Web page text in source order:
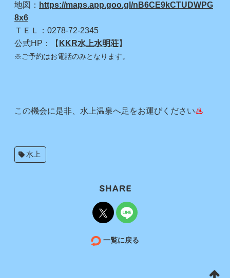
地図： https://maps.app.goo.gl/nB6CE9kCTUDWPG
8x6
ＴＥＬ：0278-72-2345
公式HP：【 KKR水上水明荘】
※ご予約はお電話のみとなります。
この機会に是非、水上温泉へ足をお運びください♨
水上
一覧に戻る